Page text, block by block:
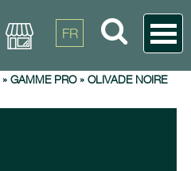
FR
» GAMME PRO» OLIVADE NOIRE